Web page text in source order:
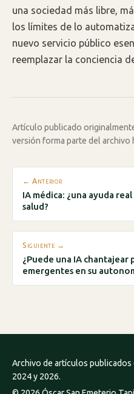
una sociedad más libre,
los límites de lo
nuevo servicio público
reemplazar la conciencia
Artículo publicado
versión forma parte del archivo
← Anterior
IA médica: ¿una ayuda
salud?
Siguiente →
¿Puede una IA chantajear
emergentes en su
Archivo de artículos publicados
2024 y 2026.